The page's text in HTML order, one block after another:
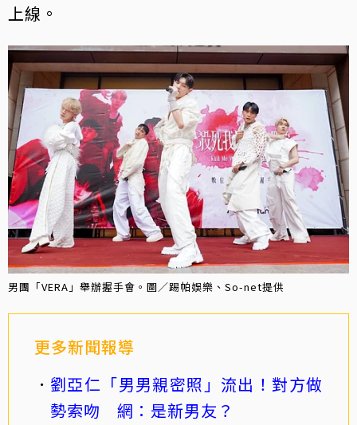
上線。
男團「VERA」舉辦握手會。圖／踢帕娛樂、So-net提供
更多新聞報導
劉亞仁「男男親密照」流出！對方做
勢索吻 網：是新男友？